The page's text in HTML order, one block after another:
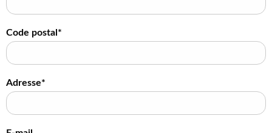
Code postal*
Adresse*